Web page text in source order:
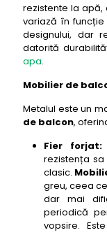
rezistente la apă,
variază în
designului, dar
datorită
apa.
Mobilier de
Metalul este un
de balcon,
Fier forjat:
rezistența
clasic.
greu, ceea
dar mai
periodică
vopsire.